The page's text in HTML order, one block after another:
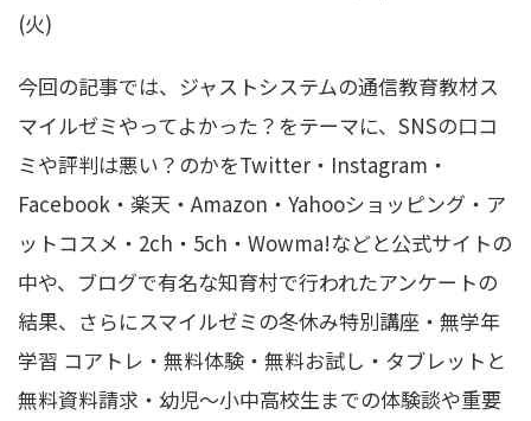
(火)
今回の記事では、ジャストシステムの通信教育教材ス
マイルゼミやってよかった？をテーマに、SNSの口コ
ミや評判は悪い？のかをTwitter・Instagram・
Facebook・楽天・Amazon・Yahooショッピング・ア
ットコスメ・2ch・5ch・Wowma!などと公式サイトの
中や、ブログで有名な知育村で行われたアンケートの
結果、さらにスマイルゼミの冬休み特別講座・無学年
学習 コアトレ・無料体験・無料お試し・タブレットと
無料資料請求・幼児～小中高校生までの体験談や重要